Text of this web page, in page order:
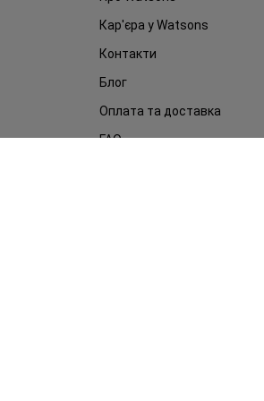
Кар'єра у Watsons
Контакти
Блог
Оплата та доставка
FAQ